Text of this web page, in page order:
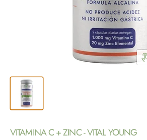
VITAMINA C + ZINC - VITAL YOUNG